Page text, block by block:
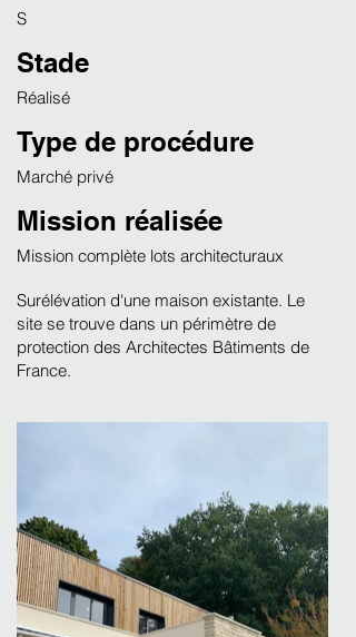
S
Stade
Réalisé
Type de procédure
Marché privé
Mission réalisée
Mission complète lots architecturaux
Surélévation d'une maison existante. Le
site se trouve dans un périmètre de
protection des Architectes Bâtiments de
France.